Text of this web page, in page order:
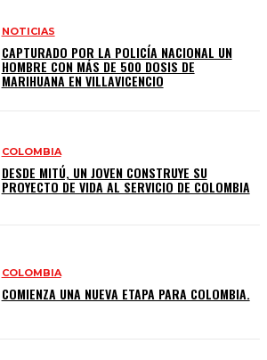
NOTICIAS
CAPTURADO POR LA POLICÍA NACIONAL UN
HOMBRE CON MÁS DE 500 DOSIS DE
MARIHUANA EN VILLAVICENCIO
COLOMBIA
DESDE MITÚ, UN JOVEN CONSTRUYE SU
PROYECTO DE VIDA AL SERVICIO DE COLOMBIA
COLOMBIA
COMIENZA UNA NUEVA ETAPA PARA COLOMBIA.